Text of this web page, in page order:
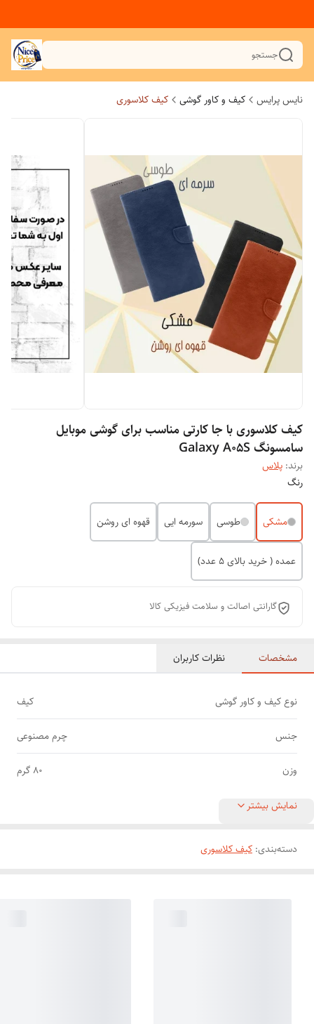
جستجو
نایس پرایس کیف و کاور گوشی کیف کلاسوری
کیف کلاسوری با جا کارتی مناسب برای گوشی موبایل
سامسونگ Galaxy A05S
برند: پلاس
رنگ
مشکی طوسی سورمه ایی قهوه ای روشن
عمده ( خرید بالای 5 عدد)
گارانتی اصالت و سلامت فیزیکی کالا
مشخصات نظرات کاربران
نوع کیف و کاور گوشی کیف
جنس چرم مصنوعی
وزن 80 گرم
نمایش بیشتر
دسته‌بندی: کیف کلاسوری